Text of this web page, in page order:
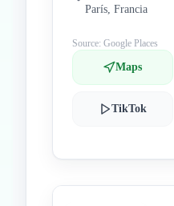
París, Francia
Source: Google Places
Maps
TikTok